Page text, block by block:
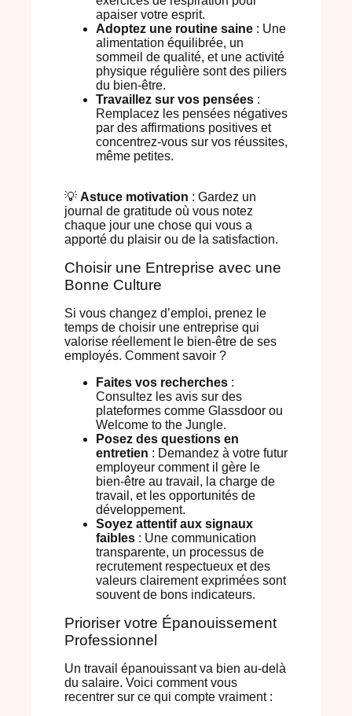
apaiser votre esprit.
Adoptez une routine saine : Une
alimentation équilibrée, un
sommeil de qualité, et une activité
physique régulière sont des piliers
du bien-être.
Travaillez sur vos pensées :
Remplacez les pensées négatives
par des affirmations positives et
concentrez-vous sur vos réussites,
même petites.
💡 Astuce motivation : Gardez un
journal de gratitude où vous notez
chaque jour une chose qui vous a
apporté du plaisir ou de la satisfaction.
Choisir une Entreprise avec une
Bonne Culture
Si vous changez d’emploi, prenez le
temps de choisir une entreprise qui
valorise réellement le bien-être de ses
employés. Comment savoir ?
Faites vos recherches :
Consultez les avis sur des
plateformes comme Glassdoor ou
Welcome to the Jungle.
Posez des questions en
entretien : Demandez à votre futur
employeur comment il gère le
bien-être au travail, la charge de
travail, et les opportunités de
développement.
Soyez attentif aux signaux
faibles : Une communication
transparente, un processus de
recrutement respectueux et des
valeurs clairement exprimées sont
souvent de bons indicateurs.
Prioriser votre Épanouissement
Professionnel
Un travail épanouissant va bien au-delà
du salaire. Voici comment vous
recentrer sur ce qui compte vraiment :